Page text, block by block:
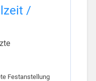
/
Festanstellung